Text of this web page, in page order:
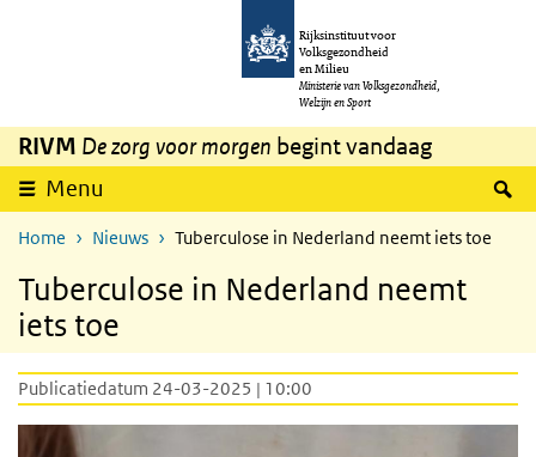
Overslaan en naar de inhoud gaan
Rijksinstituut voor
Volksgezondheid
en Milieu
Ministerie van Volksgezondheid,
Welzijn en Sport
RIVM De zorg voor morgen begint vandaag
Menu
Home Nieuws Tuberculose in Nederland neemt iets toe
Tuberculose in Nederland neemt
iets toe
Publicatiedatum 24-03-2025 | 10:00